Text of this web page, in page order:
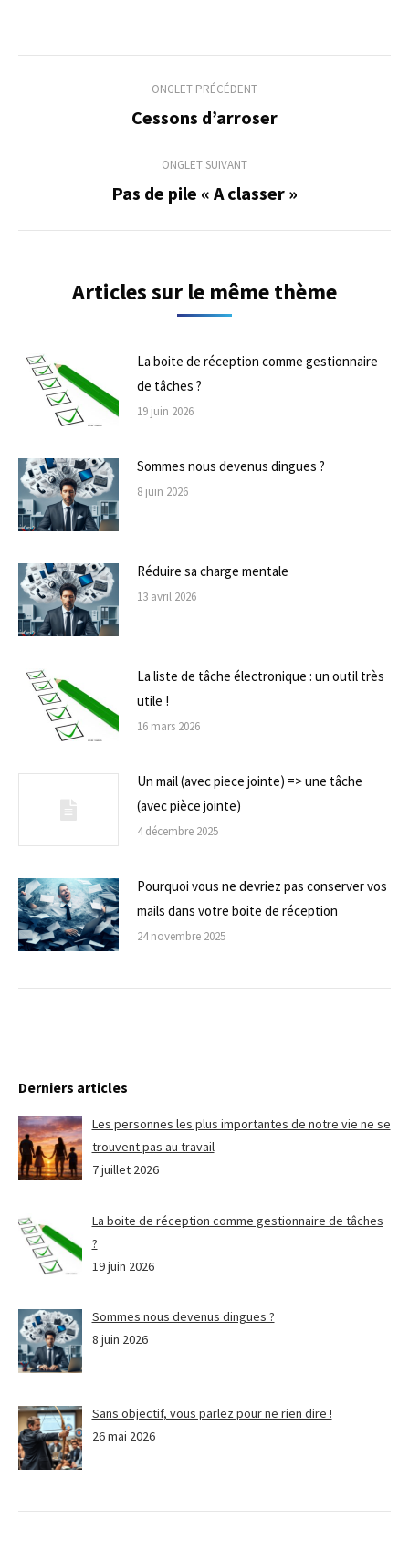
commentaire
ONGLET PRÉCÉDENT
Onglet
Cessons d’arroser
ONGLET SUIVANT
Onglet
Pas de pile « A classer »
Articles sur le même thème
La boite de réception comme gestionnaire
de tâches ?
19 juin 2026
Sommes nous devenus dingues ?
8 juin 2026
Réduire sa charge mentale
13 avril 2026
La liste de tâche électronique : un outil très
utile !
16 mars 2026
Un mail (avec piece jointe) => une tâche
(avec pièce jointe)
4 décembre 2025
Pourquoi vous ne devriez pas conserver vos
mails dans votre boite de réception
24 novembre 2025
Derniers articles
Les personnes les plus importantes de notre vie ne se
trouvent pas au travail
7 juillet 2026
La boite de réception comme gestionnaire de tâches
?
19 juin 2026
Sommes nous devenus dingues ?
8 juin 2026
Sans objectif, vous parlez pour ne rien dire !
26 mai 2026